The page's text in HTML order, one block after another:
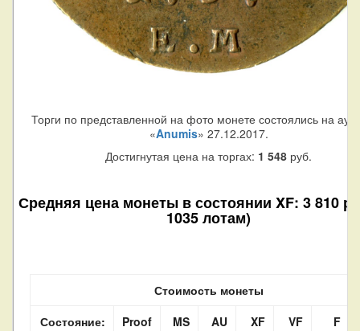
Торги по представленной на фото монете состоялись на
«Anumis» 27.12.2017.
Достигнутая цена на торгах: 1 548 руб.
Средняя цена монеты в состоянии XF: 3 810
1035 лотам)
Стоимость монеты
Состояние:
Proof MS AU XF VF
F